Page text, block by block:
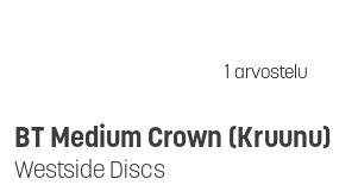
1 arvostelu
Westside Discs
BT Medium Crown (Kruunu)